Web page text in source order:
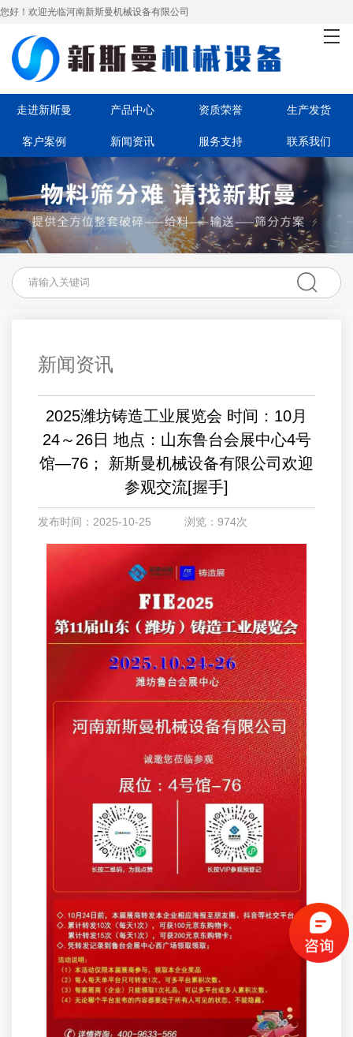
您好！欢迎光临河南新斯曼机械设备有限公司
首页
走进新斯曼
资质荣誉
生产发货
客户案例
服务支持
走进新斯曼 产品中心 资质荣誉 生产发货
客户案例 新闻资讯 服务支持 联系我们
新闻资讯
2025潍坊铸造工业展览会 ​时间：10月
24～26日 ​地点：山东鲁台会展中心4号
馆—76； ​新斯曼机械设备有限公司欢迎
参观交流[握手]
发布时间：2025-10-25 浏览：974次